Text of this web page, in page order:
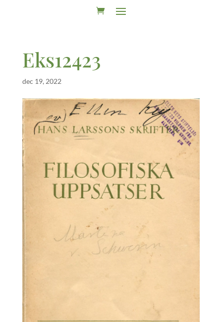
Eks12423
dec 19, 2022